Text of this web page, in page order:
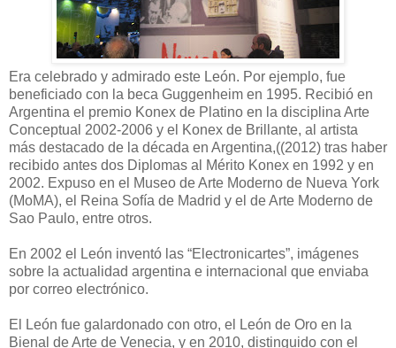
Era celebrado y admirado este León. Por ejemplo, fue
beneficiado con la beca Guggenheim en 1995. Recibió en
Argentina el premio Konex de Platino en la disciplina Arte
Conceptual 2002-2006 y el Konex de Brillante, al artista
más destacado de la década en Argentina,((2012) tras haber
recibido antes dos Diplomas al Mérito Konex en 1992 y en
2002. Expuso en el Museo de Arte Moderno de Nueva York
(MoMA), el Reina Sofía de Madrid y el de Arte Moderno de
Sao Paulo, entre otros.
En 2002 el León inventó las “Electronicartes”, imágenes
sobre la actualidad argentina e internacional que enviaba
por correo electrónico.
El León fue galardonado con otro, el León de Oro en la
Bienal de Arte de Venecia, y en 2010, distinguido con el